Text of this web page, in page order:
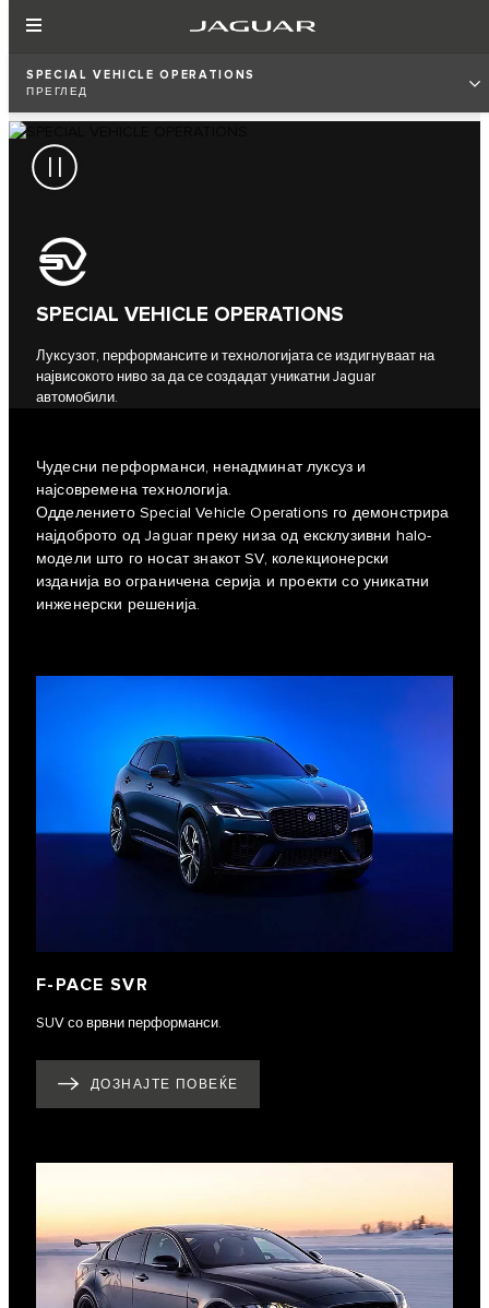
SPECIAL VEHICLE OPERATIONS
ПРЕГЛЕД
SPECIAL VEHICLE OPERATIONS
Луксузот, перформансите и технологијата се издигнуваат на
највисокото ниво за да се создадат уникатни Jaguar
автомобили.
​Чудесни перформанси, ненадминат луксуз и
најсовремена технологија.
Одделението Special Vehicle Operations го демонстрира
најдоброто од Jaguar преку низа од ексклузивни halo-
модели што го носат знакот SV, колекционерски
изданија во ограничена серија и проекти со уникатни
инженерски решенија.​
F‑PACE SVR
SUV со врвни перформанси.
ДОЗНАЈТЕ ПОВЕЌЕ